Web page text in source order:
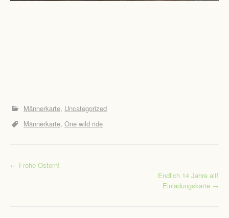
Männerkarte Uncategorized
Männerkarte One wild ride
Post navigation
← Frohe Ostern!
Endlich 14 Jahre alt!
Einladungskarte →